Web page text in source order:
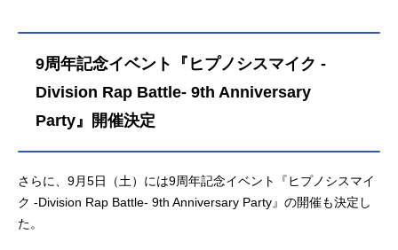
9周年記念イベント『ヒプノシスマイク -
Division Rap Battle- 9th Anniversary
Party』開催決定
さらに、9月5日（土）には9周年記念イベント『ヒプノシスマイ
ク -Division Rap Battle- 9th Anniversary Party』の開催も決定し
た。